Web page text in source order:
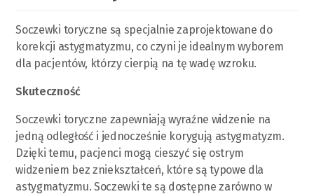
Soczewki toryczne są specjalnie zaprojektowane do
korekcji astygmatyzmu, co czyni je idealnym wyborem
dla pacjentów, którzy cierpią na tę wadę wzroku.
Skuteczność
Soczewki toryczne zapewniają wyraźne widzenie na
jedną odległość i jednocześnie korygują astygmatyzm.
Dzięki temu, pacjenci mogą cieszyć się ostrym
widzeniem bez zniekształceń, które są typowe dla
astygmatyzmu. Soczewki te są dostępne zarówno w